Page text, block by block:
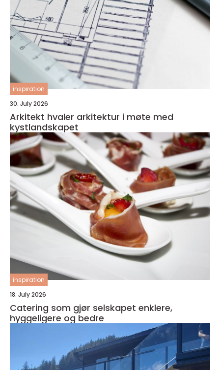
inspiration
30. July 2026
Arkitekt hvaler arkitektur i møte med
kystlandskapet
inspiration
18. July 2026
Catering som gjør selskapet enklere,
hyggeligere og bedre